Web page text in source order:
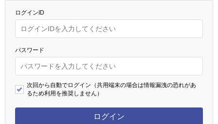
ログインID
パスワード
次回から自動でログイン（共用端末の場合は情報漏洩の恐れがあ
るため利用を推奨しません）
ログイン